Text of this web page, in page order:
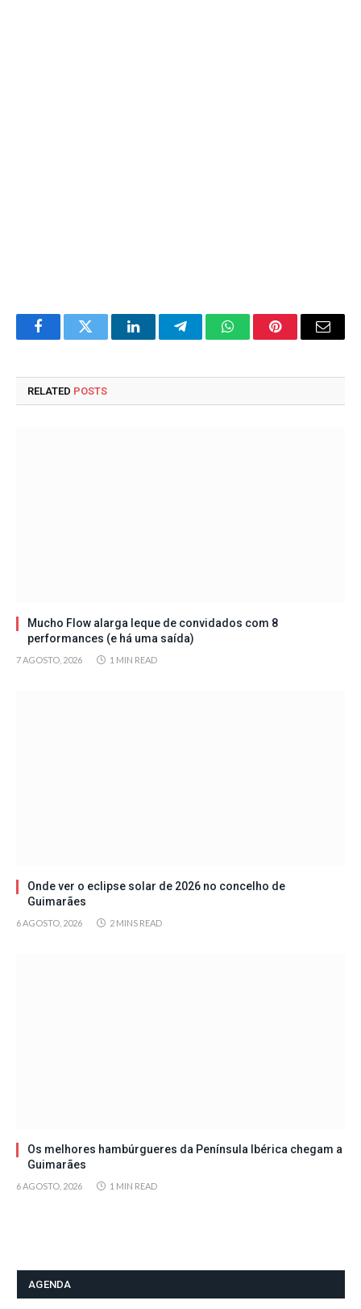
FacebookTwitter LinkedInTelegramWhatsAppPinterestEmail
RELATED POSTS
Mucho Flow alarga leque de convidados com 8
performances (e há uma saída)
7 AGOSTO, 2026 1 MIN READ
Onde ver o eclipse solar de 2026 no concelho de
Guimarães
6 AGOSTO, 2026 2 MINS READ
Os melhores hambúrgueres da Península Ibérica chegam a
Guimarães
6 AGOSTO, 2026 1 MIN READ
AGENDA